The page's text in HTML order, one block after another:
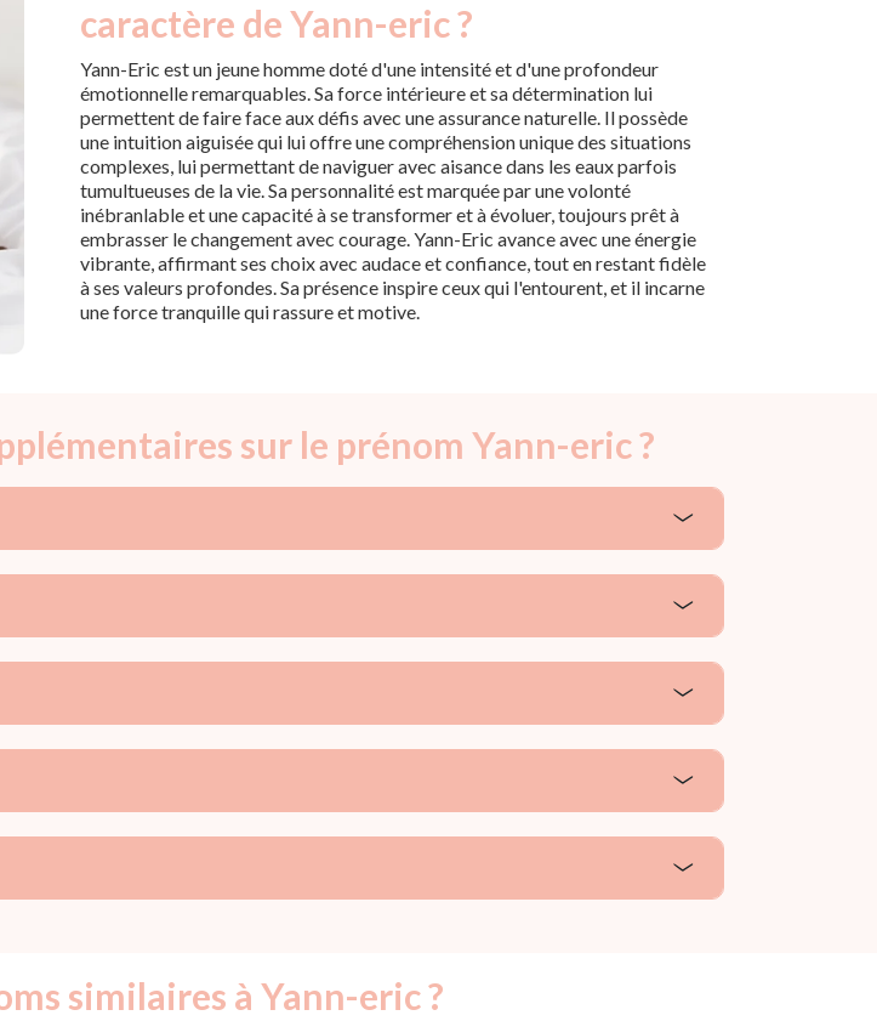
caractère de Yann-eric ?
Yann-Eric est un jeune homme doté d'une intensité et d'une profondeur
émotionnelle remarquables. Sa force intérieure et sa détermination lui
permettent de faire face aux défis avec une assurance naturelle. Il possède
une intuition aiguisée qui lui offre une compréhension unique des situations
complexes, lui permettant de naviguer avec aisance dans les eaux parfois
tumultueuses de la vie. Sa personnalité est marquée par une volonté
inébranlable et une capacité à se transformer et à évoluer, toujours prêt à
embrasser le changement avec courage. Yann-Eric avance avec une énergie
vibrante, affirmant ses choix avec audace et confiance, tout en restant fidèle
à ses valeurs profondes. Sa présence inspire ceux qui l'entourent, et il incarne
une force tranquille qui rassure et motive.
sur le prénom Yann-eric ?
similaires à Yann-eric ?